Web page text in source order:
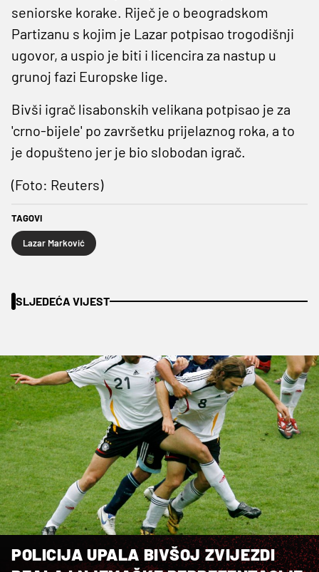
seniorske korake. Riječ je o beogradskom
Partizanu s kojim je Lazar potpisao trogodišnji
ugovor, a uspio je biti i licencira za nastup u
grunoj fazi Europske lige.
Bivši igrač lisabonskih velikana potpisao je za
'crno-bijele' po završetku prijelaznog roka, a to
je dopušteno jer je bio slobodan igrač.
(Foto: Reuters)
TAGOVI
Lazar Marković
SLJEDEĆA VIJEST
POLICIJA UPALA BIVŠOJ ZVIJEZDI